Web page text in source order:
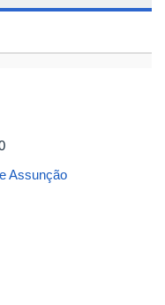
Assunção